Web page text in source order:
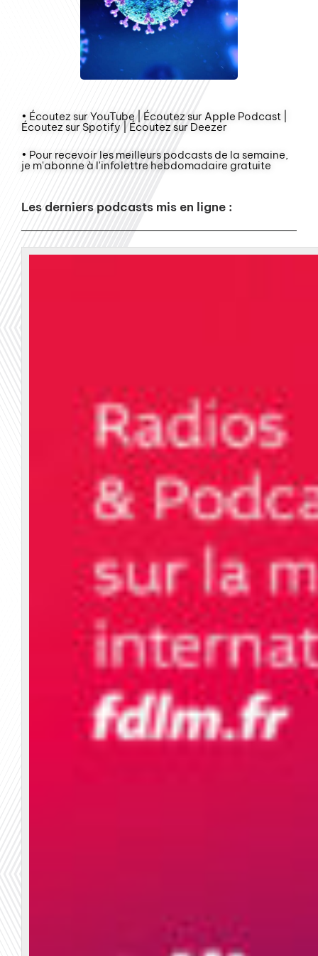
• Écoutez sur YouTube | Écoutez sur Apple Podcast |
Écoutez sur Spotify | Écoutez sur Deezer
• Pour recevoir les meilleurs podcasts de la semaine,
je m'abonne à l'infolettre hebdomadaire gratuite
Les derniers podcasts mis en ligne :